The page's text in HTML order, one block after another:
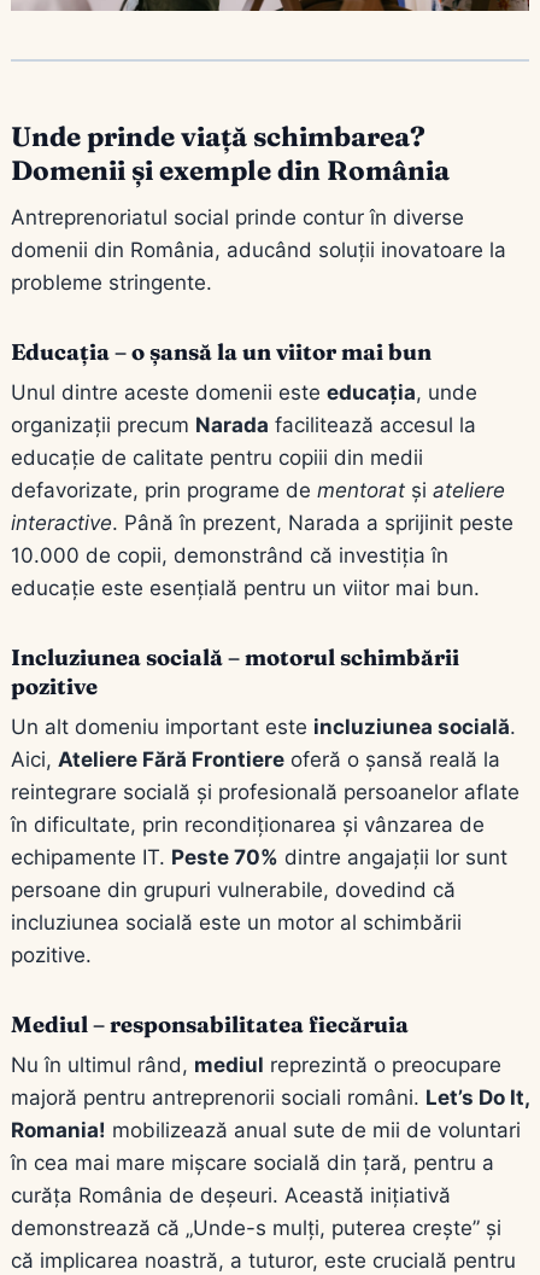
Unde prinde viață schimbarea?
Domenii și exemple din România
Antreprenoriatul social prinde contur în diverse
domenii din România, aducând soluții inovatoare la
probleme stringente.
Educația – o șansă la un viitor mai bun
Unul dintre aceste domenii este educația, unde
organizații precum Narada facilitează accesul la
educație de calitate pentru copiii din medii
defavorizate, prin programe de mentorat și ateliere
interactive. Până în prezent, Narada a sprijinit peste
10.000 de copii, demonstrând că investiția în
educație este esențială pentru un viitor mai bun.
Incluziunea socială – motorul schimbării
pozitive
Un alt domeniu important este incluziunea socială.
Aici, Ateliere Fără Frontiere oferă o șansă reală la
reintegrare socială și profesională persoanelor aflate
în dificultate, prin recondiționarea și vânzarea de
echipamente IT. Peste 70% dintre angajații lor sunt
persoane din grupuri vulnerabile, dovedind că
incluziunea socială este un motor al schimbării
pozitive.
Mediul – responsabilitatea fiecăruia
Nu în ultimul rând, mediul reprezintă o preocupare
majoră pentru antreprenorii sociali români. Let’s Do It,
Romania! mobilizează anual sute de mii de voluntari
în cea mai mare mișcare socială din țară, pentru a
curăța România de deșeuri. Această inițiativă
demonstrează că „Unde-s mulți, puterea crește” și
că implicarea noastră, a tuturor, este crucială pentru